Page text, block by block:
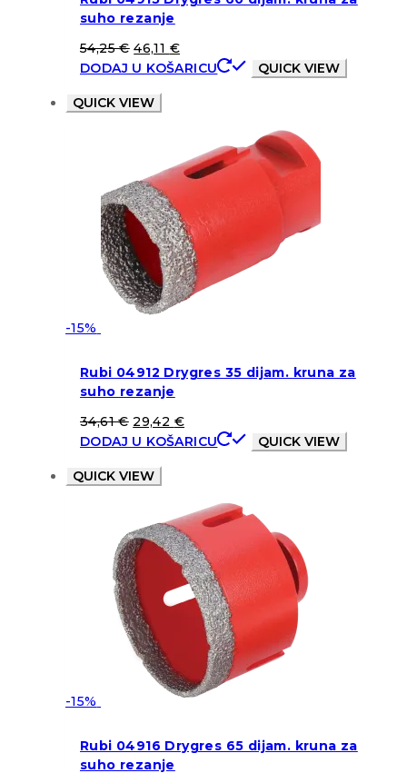
suho rezanje
54,25€ 46,11 €
DODAJ U KOŠARICU
QUICK VIEW
QUICK VIEW
-15%
Rubi 04912 Drygres 35 dijam. kruna za
suho rezanje
34,61€ 29,42 €
DODAJ U KOŠARICU
QUICK VIEW
QUICK VIEW
-15%
Rubi 04916 Drygres 65 dijam. kruna za
suho rezanje